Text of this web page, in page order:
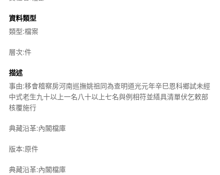
資料類型
類型:檔案
層次:件
描述
事由:移會稽察房河南巡撫姚祖同為查明道光元年辛巳恩科鄉試未經
中式老生九十以上一名八十以上七名與例相符並繕具清單伏乞敕部
核覆施行
典藏沿革:內閣檔庫
版本:原件
典藏沿革:內閣檔庫